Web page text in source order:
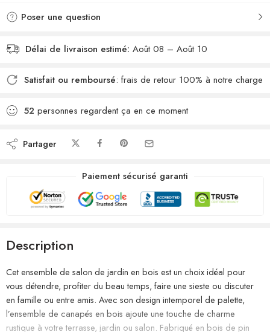
Poser une question
Délai de livraison estimé: Août 08 – Août 10
Satisfait ou remboursé: frais de retour 100% à notre charge
52 personnes regardent ça en ce moment
Partager
Paiement sécurisé garanti
Description
Cet ensemble de salon de jardin en bois est un choix idéal pour
vous détendre, profiter du beau temps, faire une sieste ou discuter
en famille ou entre amis. Avec son design intemporel de palette,
l’ensemble de canapés en bois ajoute une touche de charme
rustique à votre terrasse, jardin ou salon. Fabriqué en bois de pin